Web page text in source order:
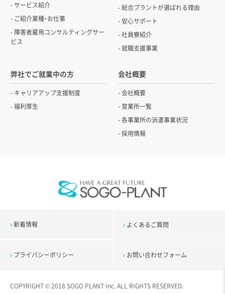
サービス紹介
ご紹介業種・お仕事
障害者雇用コンサルティングサー
ビス
総合プラントが選ばれる理由
安心サポート
社員寮紹介
就職支援事業
弊社でご就業中の方
キャリアアップ支援制度
福利厚生
会社概要
会社概要
営業所一覧
各事業所の派遣事業状況
採用情報
新着情報 よくあるご質問
プライバシーポリシー お問い合わせフォーム
COPYRIGHT © 2018 SOGO PLANT Inc. ALL RIGHTS RESERVED.